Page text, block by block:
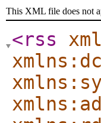
This XML file does not
<rss
xmlns:dc
xmlns:sy